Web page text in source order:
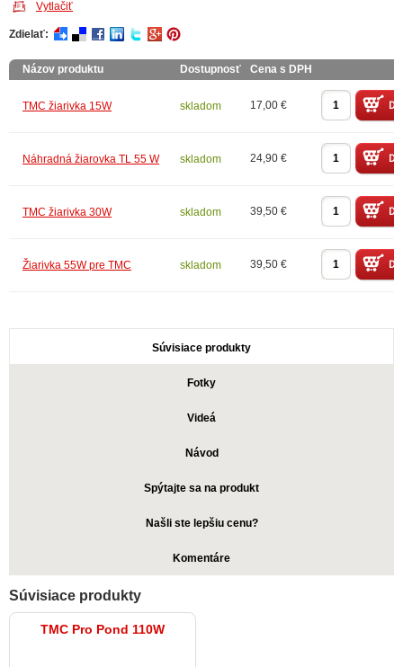
Vytlačiť
Zdielať:
Názov produktu Dostupnosť Cena s DPH
TMC žiarivka 15W skladom 17,00 €
Náhradná žiarovka TL 55 W skladom 24,90 €
TMC žiarivka 30W skladom 39,50 €
Žiarivka 55W pre TMC skladom 39,50 €
Súvisiace produkty
Fotky
Videá
Návod
Spýtajte sa na produkt
Našli ste lepšiu cenu?
Komentáre
Súvisiace produkty
TMC Pro Pond 110W